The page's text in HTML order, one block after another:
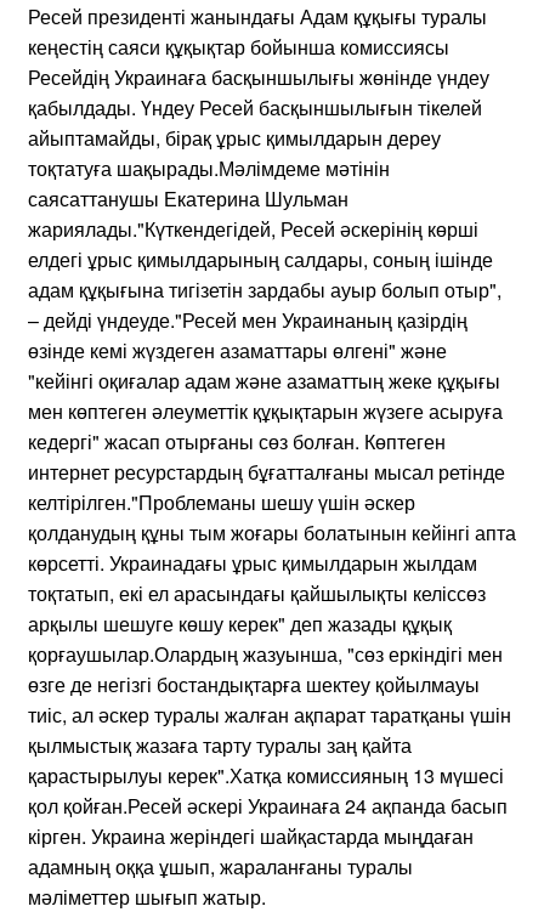
Ресей президенті жанындағы Адам құқығы туралы
кеңестің саяси құқықтар бойынша комиссиясы
Ресейдің Украинаға басқыншылығы жөнінде үндеу
қабылдады. Үндеу Ресей басқыншылығын тікелей
айыптамайды, бірақ ұрыс қимылдарын дереу
тоқтатуға шақырады.Мәлімдеме мәтінін
саясаттанушы Екатерина Шульман
жариялады."Күткендегідей, Ресей әскерінің көрші
елдегі ұрыс қимылдарының салдары, соның ішінде
адам құқығына тигізетін зардабы ауыр болып отыр",
– дейді үндеуде."Ресей мен Украинаның қазірдің
өзінде кемі жүздеген азаматтары өлгені" және
"кейінгі оқиғалар адам және азаматтың жеке құқығы
мен көптеген әлеуметтік құқықтарын жүзеге асыруға
кедергі" жасап отырғаны сөз болған. Көптеген
интернет ресурстардың бұғатталғаны мысал ретінде
келтірілген."Проблеманы шешу үшін әскер
қолданудың құны тым жоғары болатынын кейінгі апта
көрсетті. Украинадағы ұрыс қимылдарын жылдам
тоқтатып, екі ел арасындағы қайшылықты келіссөз
арқылы шешуге көшу керек" деп жазады құқық
қорғаушылар.Олардың жазуынша, "сөз еркіндігі мен
өзге де негізгі бостандықтарға шектеу қойылмауы
тиіс, ал әскер туралы жалған ақпарат таратқаны үшін
қылмыстық жазаға тарту туралы заң қайта
қарастырылуы керек".Хатқа комиссияның 13 мүшесі
қол қойған.Ресей әскері Украинаға 24 ақпанда басып
кірген. Украина жеріндегі шайқастарда мыңдаған
адамның оққа ұшып, жараланғаны туралы
мәліметтер шығып жатыр.